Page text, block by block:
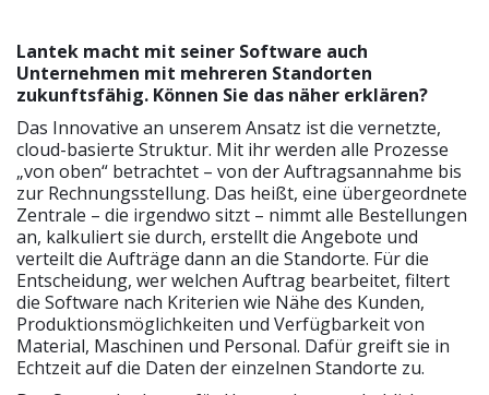
Lantek macht mit seiner Software auch
Unternehmen mit mehreren Standorten
zukunftsfähig. Können Sie das näher erklären?
Das Innovative an unserem Ansatz ist die vernetzte,
cloud-basierte Struktur. Mit ihr werden alle Prozesse
„von oben“ betrachtet – von der Auftragsannahme bis
zur Rechnungsstellung. Das heißt, eine übergeordnete
Zentrale – die irgendwo sitzt – nimmt alle Bestellungen
an, kalkuliert sie durch, erstellt die Angebote und
verteilt die Aufträge dann an die Standorte. Für die
Entscheidung, wer welchen Auftrag bearbeitet, filtert
die Software nach Kriterien wie Nähe des Kunden,
Produktionsmöglichkeiten und Verfügbarkeit von
Material, Maschinen und Personal. Dafür greift sie in
Echtzeit auf die Daten der einzelnen Standorte zu.